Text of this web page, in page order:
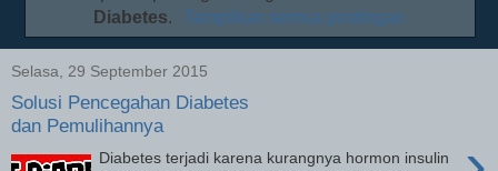
Diabetes. Tampilkan semua postingan
Selasa, 29 September 2015
Solusi Pencegahan Diabetes
dan Pemulihannya
Diabetes terjadi karena kurangnya hormon insulin